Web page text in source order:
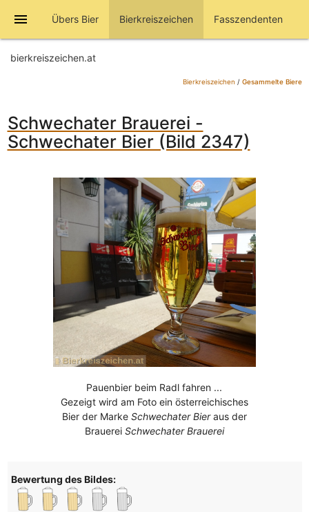
menu Übers Bier Bierkreiszeichen Fasszendenten
bierkreiszeichen.at
Bierkreiszeichen / Gesammelte Biere
Schwechater Brauerei -
Schwechater Bier (Bild 2347)
Pauenbier beim Radl fahren ...
Gezeigt wird am Foto ein österreichisches
Bier der Marke Schwechater Bieraus der
Brauerei Schwechater Brauerei
Bewertung des Bildes: